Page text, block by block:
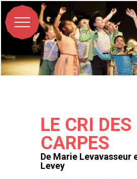
LE CRI DES
CARPES
De Marie Levavasseur
Levey